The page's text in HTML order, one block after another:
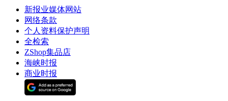
新报业媒体网站
网络条款
个人资料保护声明
全检索
ZShop集品店
海峡时报
商业时报